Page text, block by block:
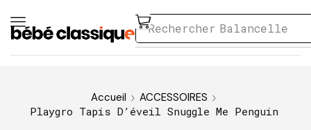
Rechercher Balancelle
Accueil
ACCESSOIRES
Playgro Tapis D’éveil Snuggle Me Penguin